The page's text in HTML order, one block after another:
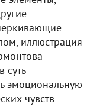
иллюстрация
суть
эмоциональную
чувств.